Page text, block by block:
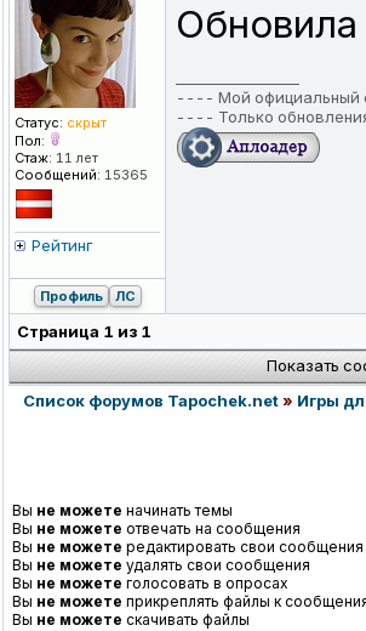
Статус: скрыт
Пол:
Стаж: 11 лет
Сообщений: 15365
Рейтинг
---- Мой официальный
---- Только
Профиль ЛС
Страница 1 из 1
Показать
Список форумов Tapochek.net» Игры
Вы не можете начинать темы
Вы не можете отвечать на сообщения
Вы не можете редактировать свои сообщения
Вы не можете удалять свои сообщения
Вы не можете голосовать в опросах
Вы не можете прикреплять файлы к
Вы не можете скачивать файлы